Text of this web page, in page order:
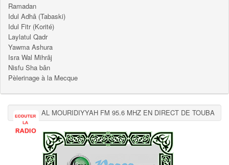
Ramadan
Idul Adhâ (Tabaski)
Idul Fitr (Korité)
Laylatul Qadr
Yawma Ashura
Isra Wal Mihrâj
Nisfu Sha bân
Pèlerinage à la Mecque
AL MOURIDIYYAH FM 95.6 MHZ EN DIRECT DE TOUBA